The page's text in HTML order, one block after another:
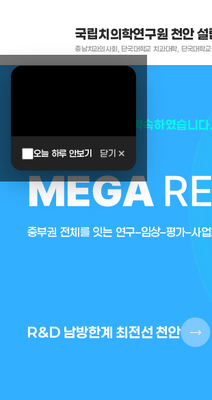
국립치의학연구원 천안 설
충남치과의사회, 단국대학교 치과대학, 단국대학
오늘 하루 안보기 닫기 ✕
대한민국은 두번이나 약속하였습니다.
MEGA
중부권 전체를 잇는 연구–임상–평가–사
R&D 남방한계 최전선 천안